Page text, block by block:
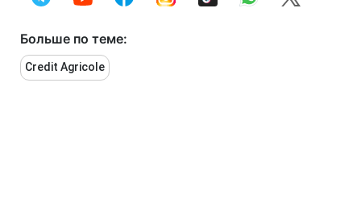
Больше по теме:
Credit Agricole